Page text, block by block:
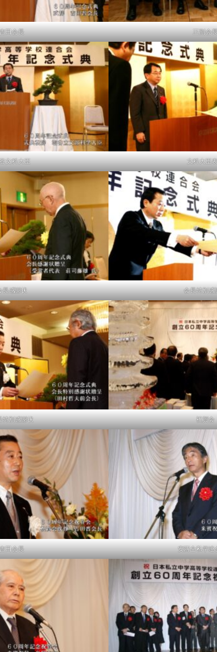
田会長 正副会
文科大臣 文科大臣
長感謝状 会長特別感
特別感謝状 祝賀会
田会長 安西全私学連